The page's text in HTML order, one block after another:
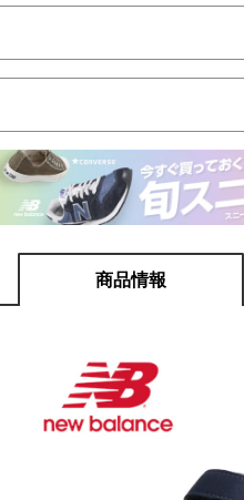
商品情報